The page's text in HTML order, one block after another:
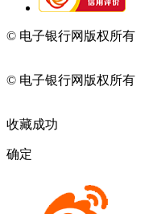
© 电子银行网版权所有
© 电子银行网版权所有
收藏成功
确定